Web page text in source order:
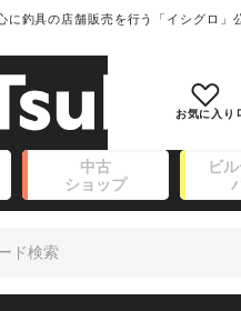
に釣具の店舗販売を行う「イシグロ」
お気に入り
中古
ショップ
ビ
カスタムパーツ(14)
ランクとは？
SA
新古品（メーカー問
入れた未使用品）
※店頭展示時の置き傷
ものも含む